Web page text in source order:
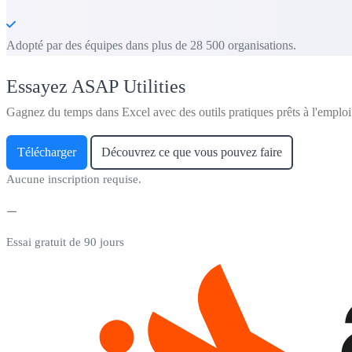
Adopté par des équipes dans plus de 28 500 organisations.
Essayez ASAP Utilities
Gagnez du temps dans Excel avec des outils pratiques prêts à
Télécharger Découvrez ce que vous pouvez faire
Aucune inscription requise.
Essai gratuit de 90 jours